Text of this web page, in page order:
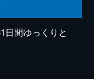
日間ゆっくりと